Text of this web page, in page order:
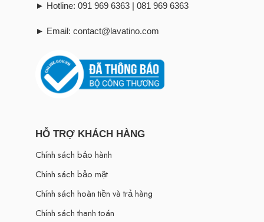
► Hotline: 091 969 6363 | 081 969 6363
► Email: contact@lavatino.com
HỖ TRỢ KHÁCH HÀNG
Chính sách bảo hành
Chính sách bảo mật
Chính sách hoàn tiền và trả hàng
Chính sách thanh toán